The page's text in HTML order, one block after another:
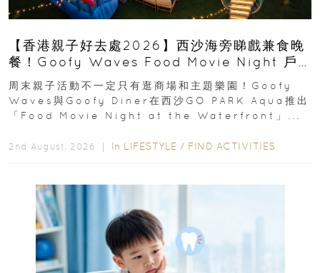
【香港親子好去處2026】西沙海旁睇戲兼食晚
餐！Goofy Waves Food Movie Night 戶
外影院逢週末登場
周末親子活動不一定只有逛商場和主題樂園！Goofy
Waves與Goofy Diner在西沙GO PARK Aqua推出
「Food Movie Night at the Waterfront」...
2nd August, 2026 ｜ In LIFESTYLE / FIND ACTIVITIES